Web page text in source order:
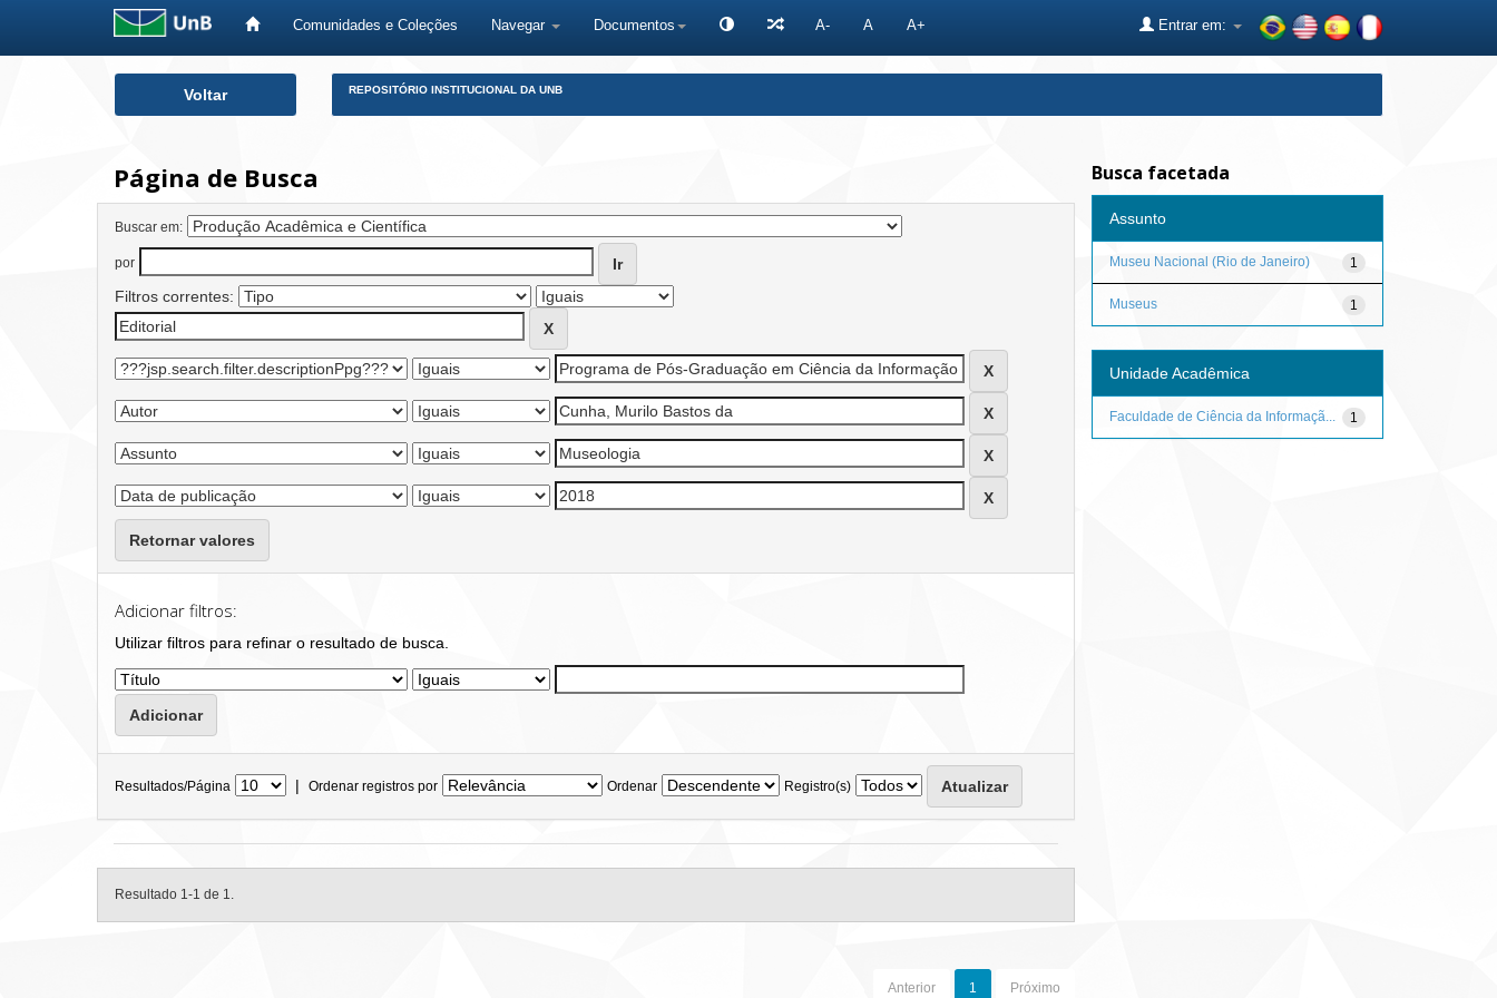
Comunidades e Coleções Navegar Documentos A- A A+ Entrar em:
Voltar REPOSITÓRIO INSTITUCIONAL DA UNB
Página de Busca
Buscar em:
por
Filtros correntes:
Retornar valores
Adicionar filtros:
Utilizar filtros para refinar o resultado de busca.
Resultados/Página | Ordenar registros por Ordenar Registro(s)
Resultado 1-1 de 1.
Anterior 1 Próximo
Busca facetada
Assunto
1
Museu Nacional (Rio de Janeiro)
1
Museus
Unidade Acadêmica
1
Faculdade de Ciência da Informaçã...